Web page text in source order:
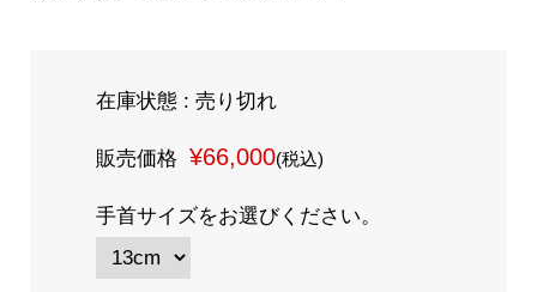
在庫状態 : 売り切れ
販売価格 ¥66,000(税込)
手首サイズをお選びください。